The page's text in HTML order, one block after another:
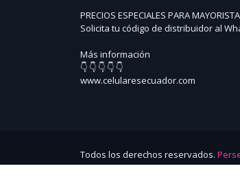
PRECIOS ESPECIALES PARA
Solicita tu código de distribuidor al
Más información
👇 👇 👇 👇 👇
www.celularesecuador.com
Todos los derechos reservados.